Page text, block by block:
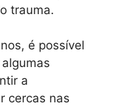
trauma.
é possível
a
cercas nas